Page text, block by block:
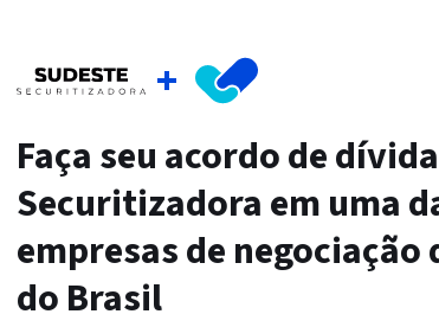
Faça seu acordo de dívida
Securitizadoraem uma
empresasde negociação
do Brasil